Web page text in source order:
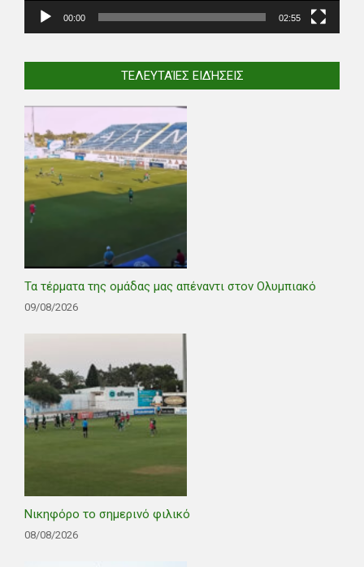
00:00 02:55
ΤΕΛΕΥΤΑΊΕΣ ΕΙΔΉΣΕΙΣ
Τα τέρματα της ομάδας μας απέναντι στον Ολυμπιακό
09/08/2026
Νικηφόρο το σημερινό φιλικό
08/08/2026